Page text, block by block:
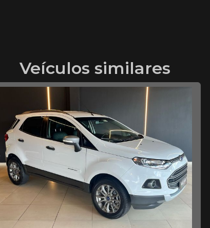
Veículos similares